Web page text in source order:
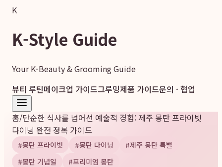
K
K-Style Guide
Your K-Beauty & Grooming Guide
뷰티 루틴메이크업 가이드그루밍제품 가이드문의 · 협업
홈/단순한 식사를 넘어선 예술적 경험: 제주 몽탄 프라이빗
다이닝 완전 정복 가이드
#몽탄 프라이빗 #몽탄 다이닝 #제주 몽탄 특별
#몽탄 기념일 #프리미엄 몽탄